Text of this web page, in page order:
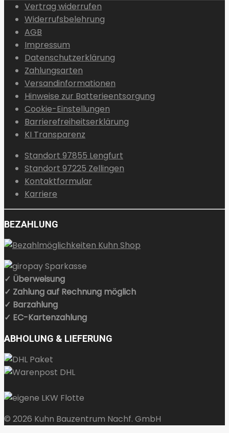
Vertrag widerrufen
Widerrufsbelehrung
AGB
Impressum
Datenschutzerklärung
Zahlungsarten
Versandinformationen
Hinweise zur Batterieentsorgung
Cookie-Einstellungen
Barrierefreiheitserklärung
KI Transparenz
Standort 97855 Lengfurt
Standort 97225 Zellingen
Kontaktformular
Karriere
BEZAHLUNG
✓ Überweisung
✓ Zahlung auf Rechnung möglich
✓ Barzahlung
✓ EC-Kartenzahlung
ABHOLUNG & LIEFERUNG
© 2026 Kuhn Bauzentrum Nachf. GmbH